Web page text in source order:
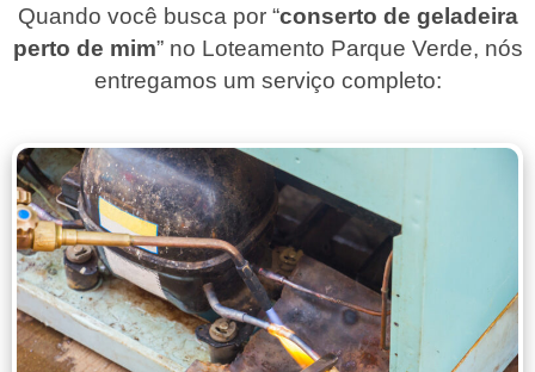
Quando você busca por “conserto de geladeira
perto de mim” no Loteamento Parque Verde, nós
entregamos um serviço completo: